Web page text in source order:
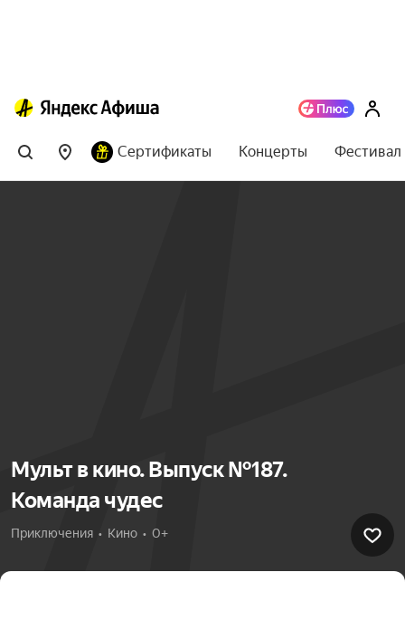
Сертификаты Концерты
Мульт в кино. Выпуск №187.
Команда чудес
Приключения  •  Кино  •  0+